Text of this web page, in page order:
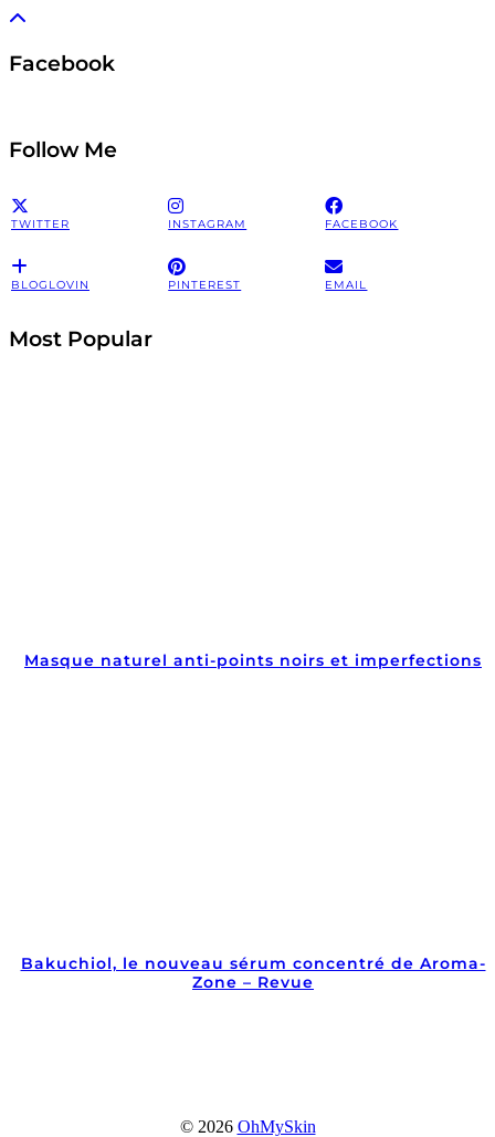
Facebook
Follow Me
TWITTER INSTAGRAM FACEBOOK
BLOGLOVIN PINTEREST EMAIL
Most Popular
Masque naturel anti-points noirs et imperfections
Bakuchiol, le nouveau sérum concentré de Aroma-
Zone – Revue
© 2026 OhMySkin